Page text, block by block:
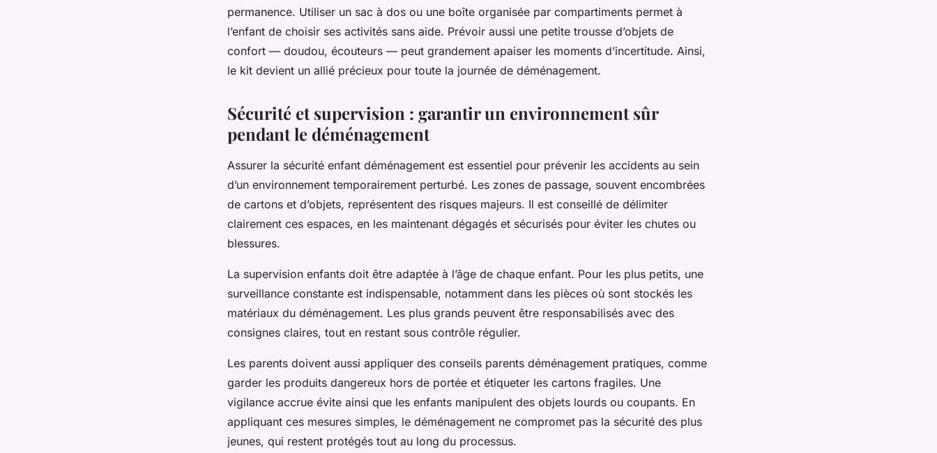
permanence. Utiliser un sac à dos ou une boîte organisée par compartiments permet à
l’enfant de choisir ses activités sans aide. Prévoir aussi une petite trousse d’objets de
confort — doudou, écouteurs — peut grandement apaiser les moments d’incertitude. Ainsi,
le kit devient un allié précieux pour toute la journée de déménagement.
Sécurité et supervision : garantir un environnement sûr
pendant le déménagement
Assurer la sécurité enfant déménagement est essentiel pour prévenir les accidents au sein
d’un environnement temporairement perturbé. Les zones de passage, souvent encombrées
de cartons et d’objets, représentent des risques majeurs. Il est conseillé de délimiter
clairement ces espaces, en les maintenant dégagés et sécurisés pour éviter les chutes ou
blessures.
La supervision enfants doit être adaptée à l’âge de chaque enfant. Pour les plus petits, une
surveillance constante est indispensable, notamment dans les pièces où sont stockés les
matériaux du déménagement. Les plus grands peuvent être responsabilisés avec des
consignes claires, tout en restant sous contrôle régulier.
Les parents doivent aussi appliquer des conseils parents déménagement pratiques, comme
garder les produits dangereux hors de portée et étiqueter les cartons fragiles. Une
vigilance accrue évite ainsi que les enfants manipulent des objets lourds ou coupants. En
appliquant ces mesures simples, le déménagement ne compromet pas la sécurité des plus
jeunes, qui restent protégés tout au long du processus.